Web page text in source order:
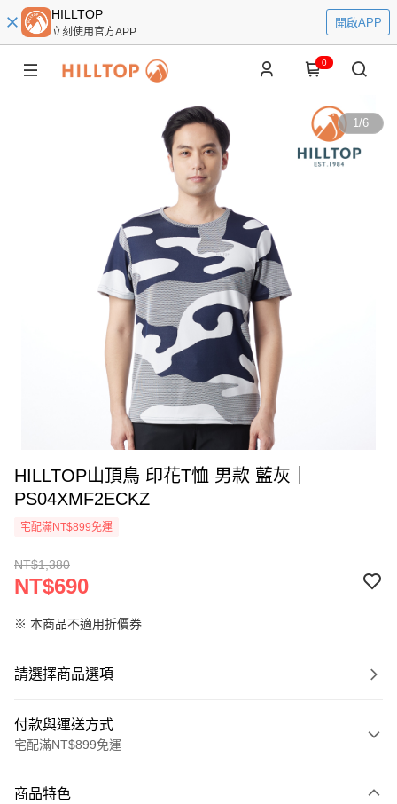
HILLTOP
立刻使用官方APP
開啟APP
0
1/6
HILLTOP山頂鳥 印花T恤 男款 藍灰｜
PS04XMF2ECKZ
宅配滿NT$899免運
NT$1,380
NT$690
※ 本商品不適用折價券
請選擇商品選項
付款與運送方式
宅配滿NT$899免運
商品特色